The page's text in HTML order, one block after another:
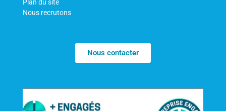
Plan du site
Nous recrutons
Nous contacter